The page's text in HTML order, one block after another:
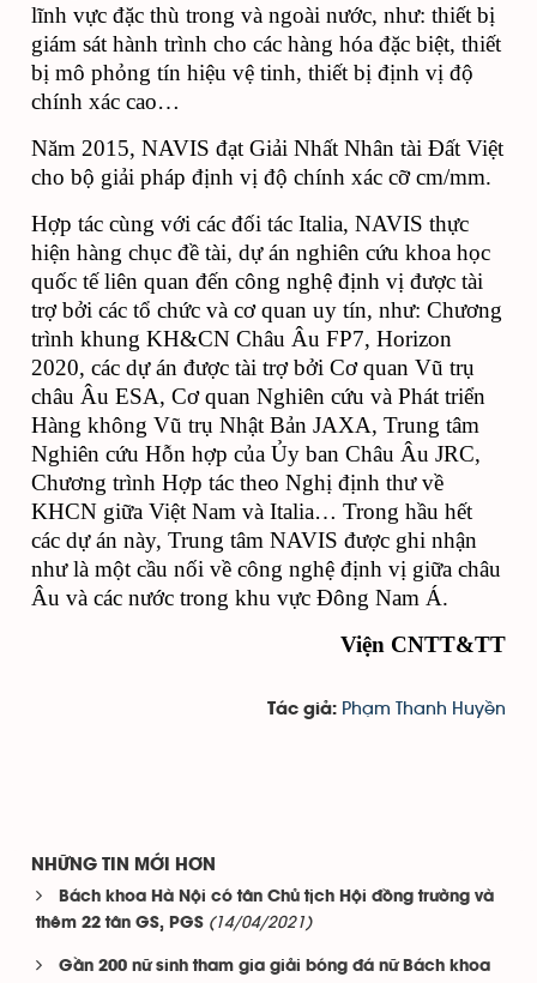
lĩnh vực đặc thù trong và ngoài nước, như: thiết bị
giám sát hành trình cho các hàng hóa đặc biệt, thiết
bị mô phỏng tín hiệu vệ tinh, thiết bị định vị độ
chính xác cao…
Năm 2015, NAVIS đạt Giải Nhất Nhân tài Đất Việt
cho bộ giải pháp định vị độ chính xác cỡ cm/mm.
Hợp tác cùng với các đối tác Italia, NAVIS thực
hiện hàng chục đề tài, dự án nghiên cứu khoa học
quốc tế liên quan đến công nghệ định vị được tài
trợ bởi các tổ chức và cơ quan uy tín, như: Chương
trình khung KH&CN Châu Âu FP7, Horizon
2020, các dự án được tài trợ bởi Cơ quan Vũ trụ
châu Âu ESA, Cơ quan Nghiên cứu và Phát triển
Hàng không Vũ trụ Nhật Bản JAXA, Trung tâm
Nghiên cứu Hỗn hợp của Ủy ban Châu Âu JRC,
Chương trình Hợp tác theo Nghị định thư về
KHCN giữa Việt Nam và Italia… Trong hầu hết
các dự án này, Trung tâm NAVIS được ghi nhận
như là một cầu nối về công nghệ định vị giữa châu
Âu và các nước trong khu vực Đông Nam Á.
Viện CNTT&TT
Tác giả: Phạm Thanh Huyền
NHỮNG TIN MỚI HƠN
Bách khoa Hà Nội có tân Chủ tịch Hội đồng trường và
thêm 22 tân GS, PGS (14/04/2021)
Gần 200 nữ sinh tham gia giải bóng đá nữ Bách khoa